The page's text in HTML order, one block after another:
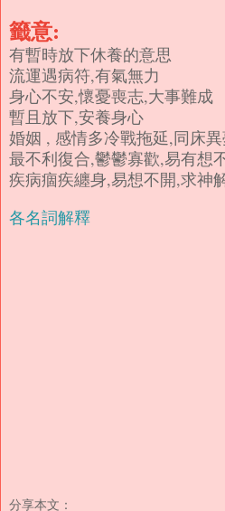
籤意:
有暫時放下休養的意思
流運遇病符,有氣無力
身心不安,懷憂喪志,大事難成
暫且放下,安養身心
婚姻 , 感情多冷戰拖延,同床
最不利復合,鬱鬱寡歡,易有想
疾病痼疾纏身,易想不開,求神
各名詞解釋
分享本文：